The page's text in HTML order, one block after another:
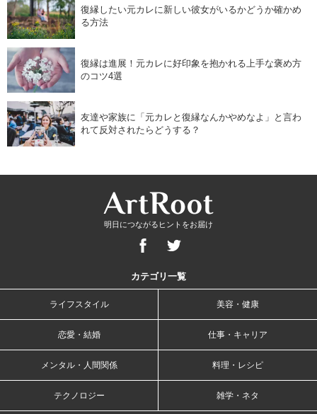
復縁したい元カレに新しい彼女がいるかどうか確かめ
る方法
復縁は進展！元カレに好印象を抱かれる上手な褒め方
のコツ4選
友達や家族に「元カレと復縁なんかやめなよ」と言わ
れて反対されたらどうする？
明日につながるヒントをお届け
カテゴリ一覧
ライフスタイル 美容・健康
恋愛・結婚 仕事・キャリア
メンタル・人間関係 料理・レシピ
テクノロジー 雑学・ネタ